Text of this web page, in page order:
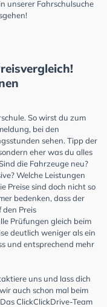
unserer Fahrschulsuche
So wirst du zum
bei den
sehen. Tipp der
eher was du alles
die Fahrzeuge neu?
Welche Leistungen
Preise sind doch nicht so
bedenken, dass der
den Preis
Prüfungen gleich beim
deutlich weniger als ein
und entsprechend mehr
uns und lass dich
auch schon mal beim
ClickClickDrive-Team